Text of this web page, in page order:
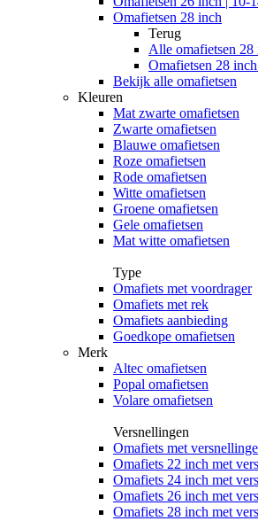
Omafietsen 28 inch
Terug
Alle omafietsen 28
Omafietsen 28
Bekijk alle omafietsen
Kleuren
Mat zwarte omafietsen
Zwarte omafietsen
Blauwe omafietsen
Roze omafietsen
Rode omafietsen
Witte omafietsen
Groene omafietsen
Gele omafietsen
Mat witte omafietsen
Type
Omafiets met voordrager
Omafiets met rek
Omafiets aanbieding
Goedkope omafietsen
Merk
Altec omafietsen
Popal omafietsen
Volare omafietsen
Versnellingen
Omafiets met
Omafiets 22 inch met
Omafiets 24 inch met
Omafiets 26 inch met
Omafiets 28 inch met